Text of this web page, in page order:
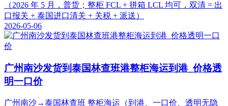
（2026 年 5 月，普货；整柜 FCL + 拼箱 LCL 均可，双清 = 出
口报关 + 泰国进口清关 + 关税 + 派送）
2026-05-06
广州南沙发货到泰国林查班港整柜海运到港_价格透
明一口价
广州南沙→泰国林查班 整柜海运（到港、一口价、透明无隐